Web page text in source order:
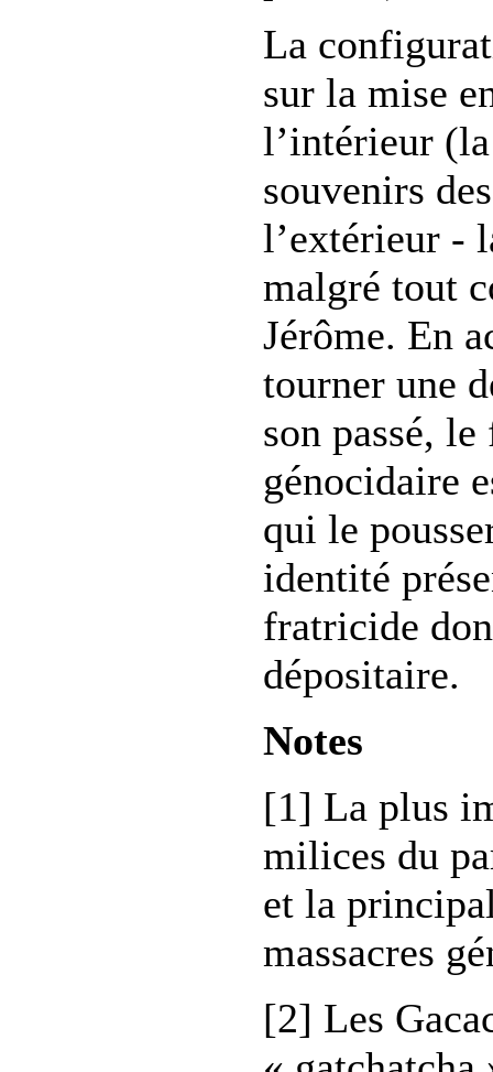
La
sur la mise
l’intérieur
souvenirs
l’extérieur -
malgré tout
Jérôme. En
tourner une
son passé,
génocidaire
qui le
identité
fratricide
dépositaire.
Notes
[1] La plus
milices du
et la
massacres
[2] Les